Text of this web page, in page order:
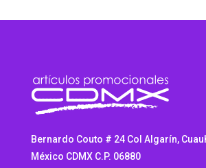
Bernardo Couto # 24 Col Algarín,
México CDMX C.P. 06880